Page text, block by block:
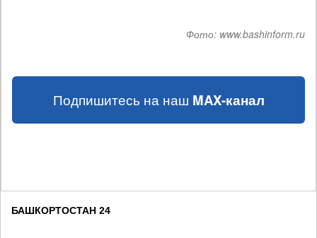
Фото: www.bashinform.ru
Подпишитесь на наш MAX-канал
БАШКОРТОСТАН 24